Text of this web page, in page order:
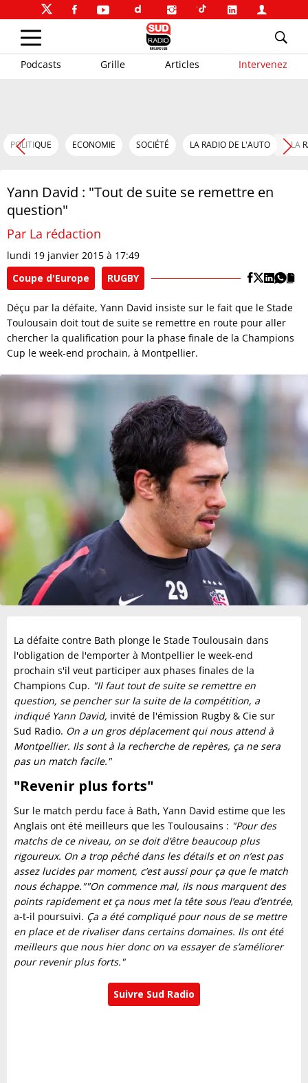
Podcasts Grille Articles Intervenez
POLITIQUE ECONOMIE SOCIÉTÉ LA RADIO DE L'AUTO LA
Yann David : "Tout de suite se remettre en
question"
Par La rédaction
lundi 19 janvier 2015 à 17:49
Coupe d'Europe
RUGBY
Déçu par la défaite, Yann David insiste sur le fait que le Stade
Toulousain doit tout de suite se remettre en route pour aller
chercher la qualification pour la phase finale de la Champions
Cup le week-end prochain, à Montpellier.
La défaite contre Bath plonge le Stade Toulousain dans
l'obligation de l'emporter à Montpellier le week-end
prochain s'il veut participer aux phases finales de la
Champions Cup. "Il faut tout de suite se remettre en
question, se pencher sur la suite de la compétition, a
indiqué Yann David, invité de l'émission Rugby & Cie sur
Sud Radio. On a un gros déplacement qui nous attend à
Montpellier. Ils sont à la recherche de repères, ça ne sera
pas un match facile."
"Revenir plus forts"
Sur le match perdu face à Bath, Yann David estime que les
Anglais ont été meilleurs que les Toulousains : "Pour des
matchs de ce niveau, on se doit d’être beaucoup plus
rigoureux. On a trop pêché dans les détails et on n’est pas
assez lucides par moment, c’est aussi pour ça que le match
nous échappe.""On commence mal, ils nous marquent des
points rapidement et ça nous met la tête sous l’eau d’entrée,
a-t-il poursuivi. Ça a été compliqué pour nous de se mettre
en place et de rivaliser dans certains domaines. Ils ont été
meilleurs que nous hier donc on va essayer de s’améliorer
pour revenir plus forts."
Suivre Sud Radio